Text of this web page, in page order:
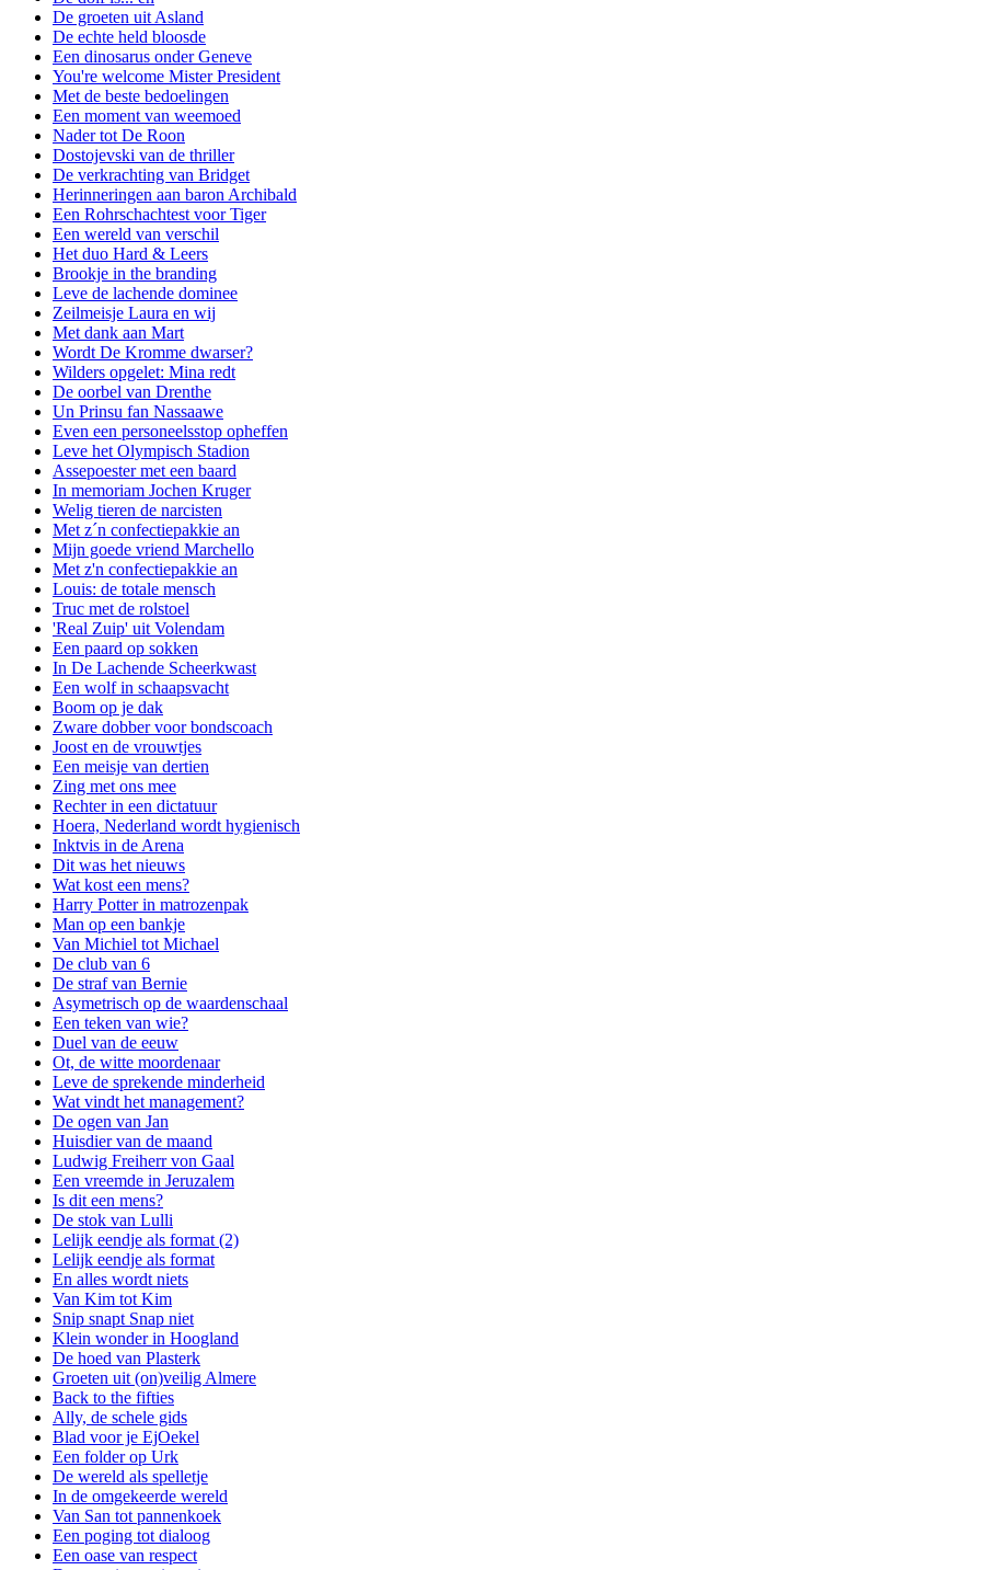
De groeten uit Asland
De echte held bloosde
Een dinosarus onder Geneve
You're welcome Mister President
Met de beste bedoelingen
Een moment van weemoed
Nader tot De Roon
Dostojevski van de thriller
De verkrachting van Bridget
Herinneringen aan baron Archibald
Een Rohrschachtest voor Tiger
Een wereld van verschil
Het duo Hard & Leers
Brookje in the branding
Leve de lachende dominee
Zeilmeisje Laura en wij
Met dank aan Mart
Wordt De Kromme dwarser?
Wilders opgelet: Mina redt
De oorbel van Drenthe
Un Prinsu fan Nassaawe
Even een personeelsstop opheffen
Leve het Olympisch Stadion
Assepoester met een baard
In memoriam Jochen Kruger
Welig tieren de narcisten
Met z´n confectiepakkie an
Mijn goede vriend Marchello
Met z'n confectiepakkie an
Louis: de totale mensch
Truc met de rolstoel
'Real Zuip' uit Volendam
Een paard op sokken
In De Lachende Scheerkwast
Een wolf in schaapsvacht
Boom op je dak
Zware dobber voor bondscoach
Joost en de vrouwtjes
Een meisje van dertien
Zing met ons mee
Rechter in een dictatuur
Hoera, Nederland wordt hygienisch
Inktvis in de Arena
Dit was het nieuws
Wat kost een mens?
Harry Potter in matrozenpak
Man op een bankje
Van Michiel tot Michael
De club van 6
De straf van Bernie
Asymetrisch op de waardenschaal
Een teken van wie?
Duel van de eeuw
Ot, de witte moordenaar
Leve de sprekende minderheid
Wat vindt het management?
De ogen van Jan
Huisdier van de maand
Ludwig Freiherr von Gaal
Een vreemde in Jeruzalem
Is dit een mens?
De stok van Lulli
Lelijk eendje als format (2)
Lelijk eendje als format
En alles wordt niets
Van Kim tot Kim
Snip snapt Snap niet
Klein wonder in Hoogland
De hoed van Plasterk
Groeten uit (on)veilig Almere
Back to the fifties
Ally, de schele gids
Blad voor je EjOekel
Een folder op Urk
De wereld als spelletje
In de omgekeerde wereld
Van San tot pannenkoek
Een poging tot dialoog
Een oase van respect